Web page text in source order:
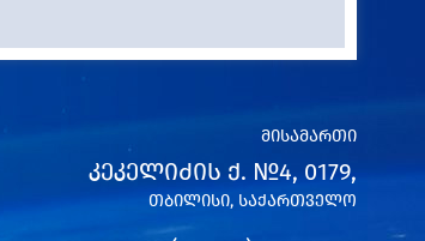
მისამართი
ᲙᲔᲙᲔᲚᲘᲫᲘᲡ Ქ. №4, 0179,
ᲗᲑᲘᲚᲘᲡᲘ, ᲡᲐᲥᲐᲠᲗᲕᲔᲚᲝ